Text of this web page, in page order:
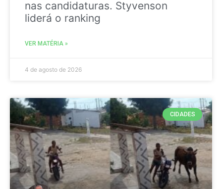
nas candidaturas. Styvenson
liderá o ranking
VER MATÉRIA »
4 de agosto de 2026
CIDADES